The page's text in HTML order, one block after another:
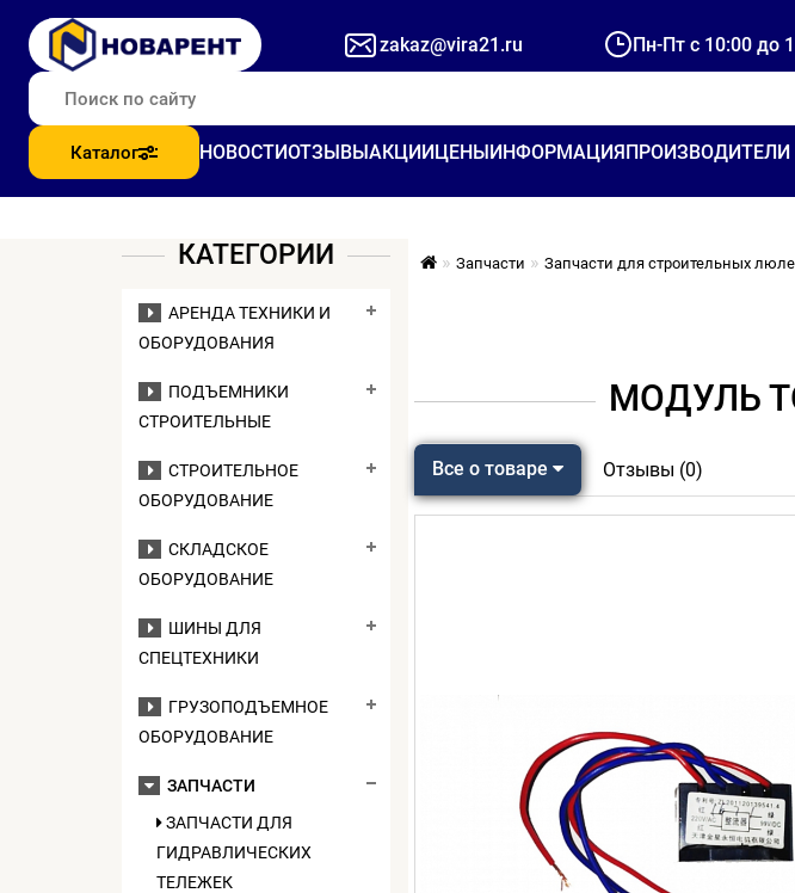
zakaz@vira21.ru Пн-Пт с 10:00 до
Каталог НОВОСТИОТЗЫВЫАКЦИИЦЕНЫИНФОРМАЦИЯПРОИЗВОДИТЕЛИ
КАТЕГОРИИ
АРЕНДА ТЕХНИКИ И
ОБОРУДОВАНИЯ
ПОДЪЕМНИКИ
СТРОИТЕЛЬНЫЕ
СТРОИТЕЛЬНОЕ
ОБОРУДОВАНИЕ
СКЛАДСКОЕ
ОБОРУДОВАНИЕ
ШИНЫ ДЛЯ
СПЕЦТЕХНИКИ
ГРУЗОПОДЪЕМНОЕ
ОБОРУДОВАНИЕ
ЗАПЧАСТИ
ЗАПЧАСТИ ДЛЯ
ГИДРАВЛИЧЕСКИХ
ТЕЛЕЖЕК
Запчасти Запчасти для строительных
МОДУЛЬ
Все о товаре Отзывы (0)